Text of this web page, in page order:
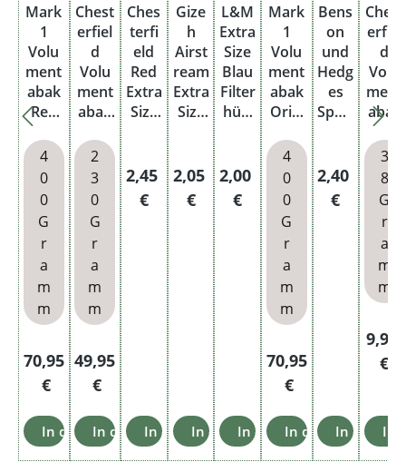
Mark
1
Volu
ment
abak
Red
XXXL
Eimer
4
0
0
G
r
a
m
m
Regulärer Preis:
70,95
€
In den Warenkorb
Chest
erfiel
d
Volu
ment
abak
Giga
Box
2
3
0
G
r
a
m
m
Regulärer Preis:
49,95
€
In den Warenkorb
Ches
terfi
eld
Red
Extra
Size
en
250e
r
Regulärer Preis:
2,45
€
In den Warenkorb
Gize
h
Airst
ream
Extra
Size
en
Oran
ge
Regulärer Preis:
2,05
€
In den Warenkorb
L&M
Extra
Size
Blau
Filter
hüls
r
Pack
ung
Regulärer Preis:
2,00
€
In den Warenkorb
Mark
1
Volu
ment
abak
Origi
Gold
XXXL
Eimer
4
0
0
G
r
a
m
m
Regulärer Preis:
70,95
€
In den Warenkorb
Bens
on
und
Hedg
es
Speci
Filter
hüls
en
Regulärer
2,40
€
In den
Chest
erfiel
d
Volu
ment
abak
Red
Dose
3
8
G
r
a
m
m
9,95
€
In